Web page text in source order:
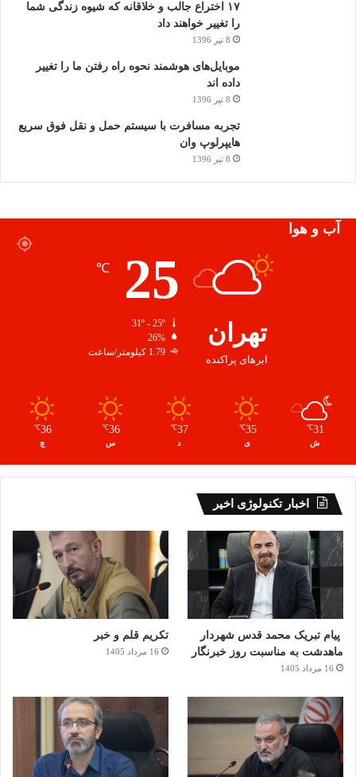
۱۷ اختراع جالب و خلاقانه که شیوه زندگی شما
را تغییر خواهند داد
8 تیر 1396
موبایل‌های هوشمند نحوه راه رفتن ما را تغییر
داده اند
8 تیر 1396
تجربه مسافرت با سیستم حمل و نقل فوق سریع
هایپرلوپ وان
8 تیر 1396
آب و هوا
تهران
ابرهای پراکنده
25
℃
26%
1.79 کیلومتر/ساعت
31
℃
ش
35
℃
ی
37
℃
د
36
℃
س
36
℃
چ
اخبار تکنولوژی اخیر
پیام تبریک محمد قدس شهردار
ماهدشت به مناسبت روز خبرنگار
16 مرداد 1405
تکریم قلم و خبر
16 مرداد 1405